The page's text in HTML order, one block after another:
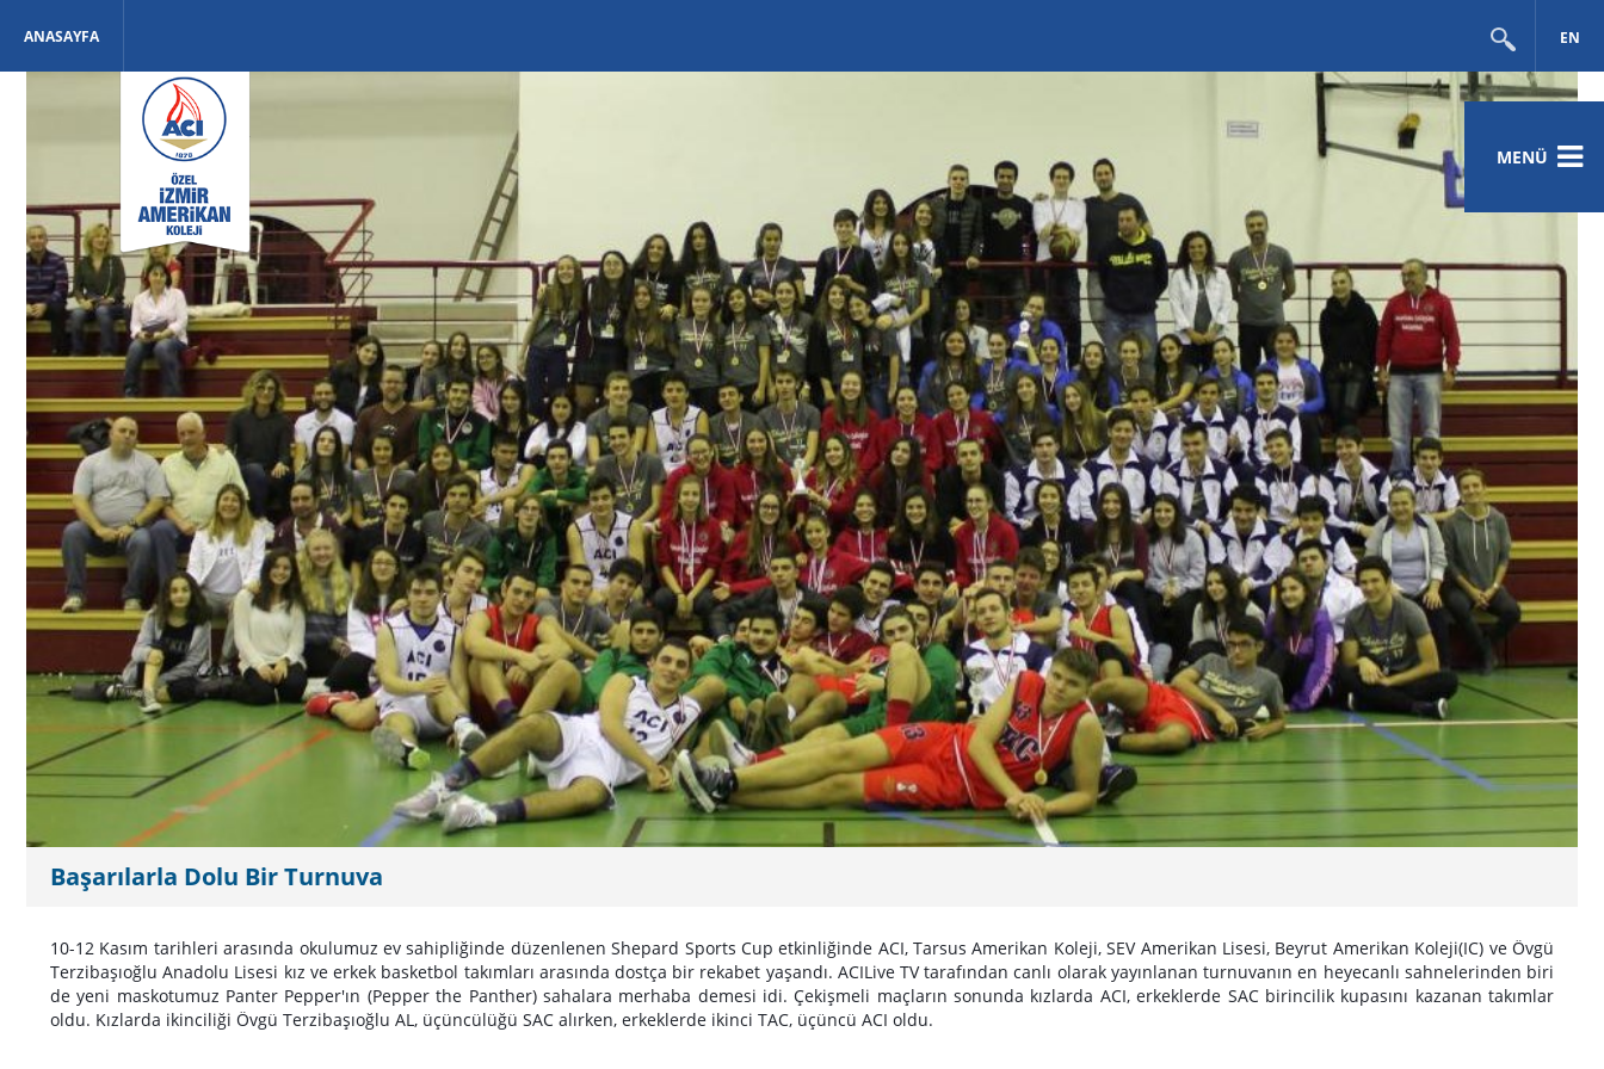
ANASAYFA EN
MENÜ
Başarılarla Dolu Bir Turnuva
10-12 Kasım tarihleri arasında okulumuz ev sahipliğinde düzenlenen Shepard Sports Cup etkinliğinde ACI, Tarsus Amerikan Koleji, SEV Amerikan Lisesi, Beyrut Amerikan Koleji(IC) ve Övgü
Terzibaşıoğlu Anadolu Lisesi kız ve erkek basketbol takımları arasında dostça bir rekabet yaşandı. ACILive TV tarafından canlı olarak yayınlanan turnuvanın en heyecanlı sahnelerinden biri
de yeni maskotumuz Panter Pepper'ın (Pepper the Panther) sahalara merhaba demesi idi. Çekişmeli maçların sonunda kızlarda ACI, erkeklerde SAC birincilik kupasını kazanan takımlar
oldu. Kızlarda ikinciliği Övgü Terzibaşıoğlu AL, üçüncülüğü SAC alırken, erkeklerde ikinci TAC, üçüncü ACI oldu.